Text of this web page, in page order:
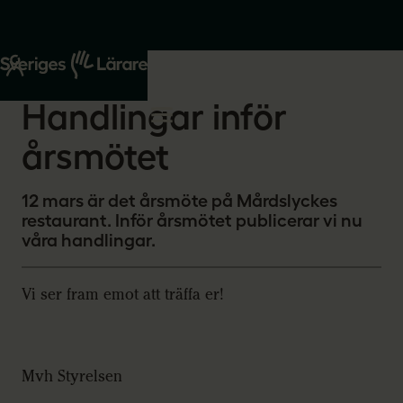
Start
Om oss
2026-03-01
Handlingar inför
årsmötet
12 mars är det årsmöte på Mårdslyckes
restaurant. Inför årsmötet publicerar vi nu
våra handlingar.
Vi ser fram emot att träffa er!
Mvh Styrelsen